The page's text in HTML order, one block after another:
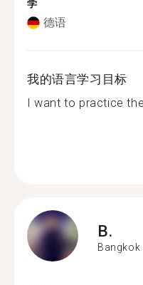
学
德语
我的语言学习目标
I want to practice
B.
Bangkok